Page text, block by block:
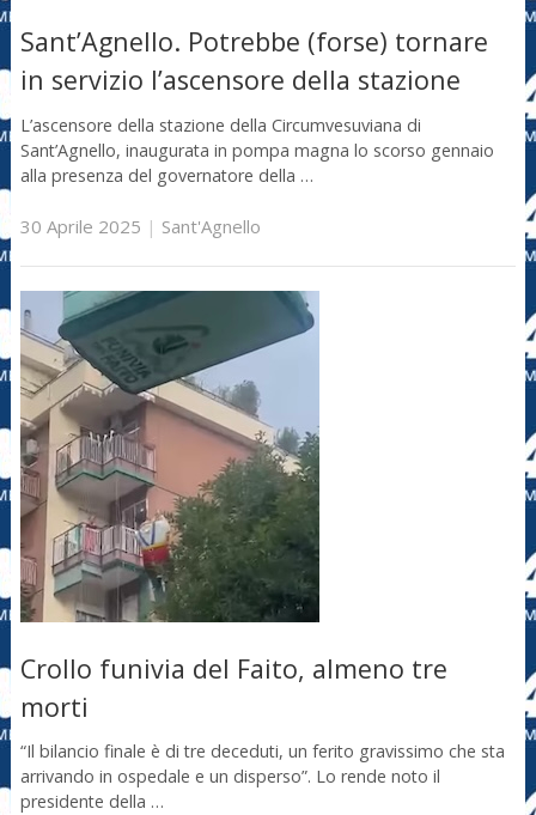
Sant’Agnello. Potrebbe (forse) tornare
in servizio l’ascensore della stazione
L’ascensore della stazione della Circumvesuviana di
Sant’Agnello, inaugurata in pompa magna lo scorso gennaio
alla presenza del governatore della …
30 Aprile 2025 | Sant'Agnello
Crollo funivia del Faito, almeno tre
morti
“Il bilancio finale è di tre deceduti, un ferito gravissimo che sta
arrivando in ospedale e un disperso”. Lo rende noto il
presidente della …